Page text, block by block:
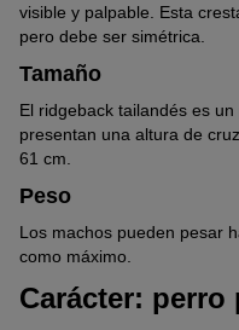
visible y palpable. Esta
pero debe ser simétrica.
Tamaño
El ridgeback tailandés es
presentan una altura de
61 cm.
Peso
Los machos pueden pesar
como máximo.
Carácter: